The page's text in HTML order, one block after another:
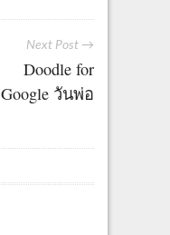
Next Post →
Doodle for
Google วันพ่อ